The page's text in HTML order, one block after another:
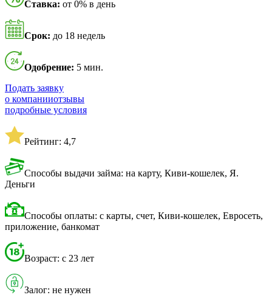
Ставка: от 0% в день
Срок: до 18 недель
Одобрение: 5 мин.
Подать заявку
о компанииотзывы
подробные условия
Рейтинг: 4,7
Способы выдачи займа: на карту, Киви-кошелек, Я.
Деньги
Способы оплаты: с карты, счет, Киви-кошелек, Евросеть,
приложение, банкомат
Возраст: с 23 лет
Залог: не нужен